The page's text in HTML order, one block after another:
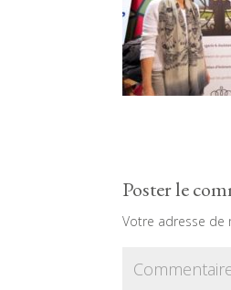
Poster le
Votre adresse de